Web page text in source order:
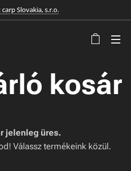
carp Slovakia, s.r.o.
kosár
jelenleg üres.
Válassz termékeink közül.